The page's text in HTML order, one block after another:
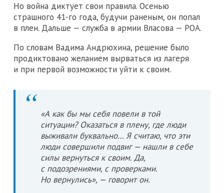
Но война диктует свои правила. Осенью
страшного 41-го года, будучи раненым, он попал
в плен. Дальше — служба в армии Власова — РОА.
По словам Вадима Андрюхина, решение было
продиктовано желанием вырваться из лагеря
и при первой возможности уйти к своим.
«А как бы мы себя повели в той
ситуации? Оказаться в плену, где люди
выживали буквально… Я считаю, что эти
люди совершили подвиг — нашли в себе
силы вернуться к своим. Да,
с подозрениями, с проверками.
Но вернулись», — говорит он.